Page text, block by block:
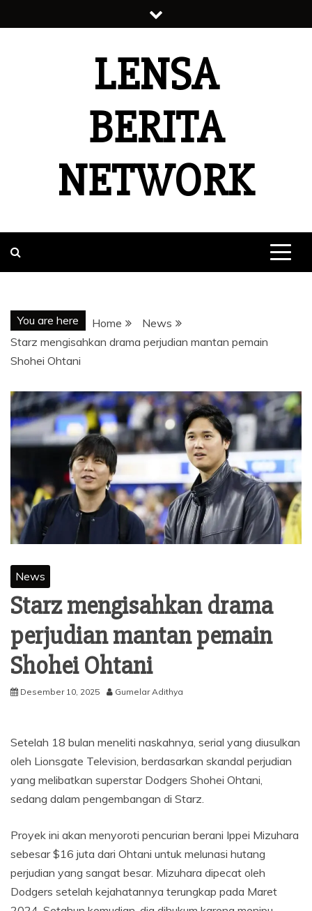
to
LENSA
BERITA
NETWORK
You are here Home
News
Starz mengisahkan drama perjudian mantan pemain
Shohei Ohtani
News
Starz mengisahkan drama
perjudian mantan pemain
Shohei Ohtani
Desember 10, 2025 Gumelar Adithya
Setelah 18 bulan meneliti naskahnya, serial yang diusulkan
oleh Lionsgate Television, berdasarkan skandal perjudian
yang melibatkan superstar Dodgers Shohei Ohtani,
sedang dalam pengembangan di Starz.
Proyek ini akan menyoroti pencurian berani Ippei Mizuhara
sebesar $16 juta dari Ohtani untuk melunasi hutang
perjudian yang sangat besar. Mizuhara dipecat oleh
Dodgers setelah kejahatannya terungkap pada Maret